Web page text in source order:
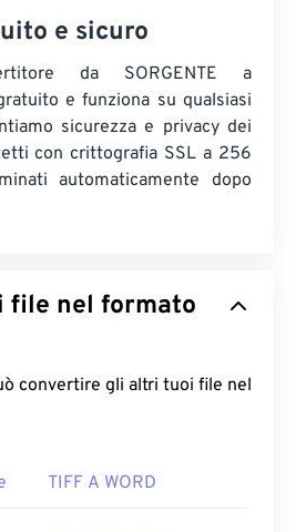
e sicuro
da SORGENTE a
e funziona su qualsiasi
sicurezza e privacy dei
con crittografia SSL a 256
automaticamente dopo
file nel formato
convertire gli altri tuoi file nel
TIFF A WORD